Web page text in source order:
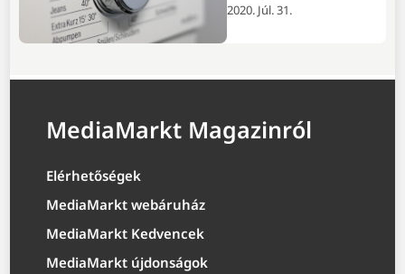
2020. Júl. 31.
MediaMarkt Magazinról
Elérhetőségek
MediaMarkt webáruház
MediaMarkt Kedvencek
MediaMarkt újdonságok